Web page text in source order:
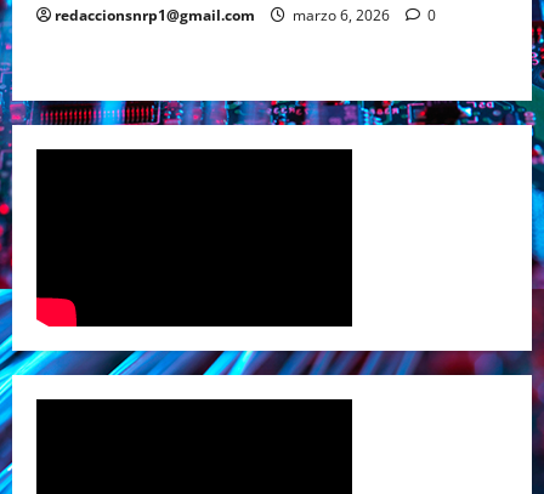
redaccionsnrp1@gmail.com marzo 6, 2026 0